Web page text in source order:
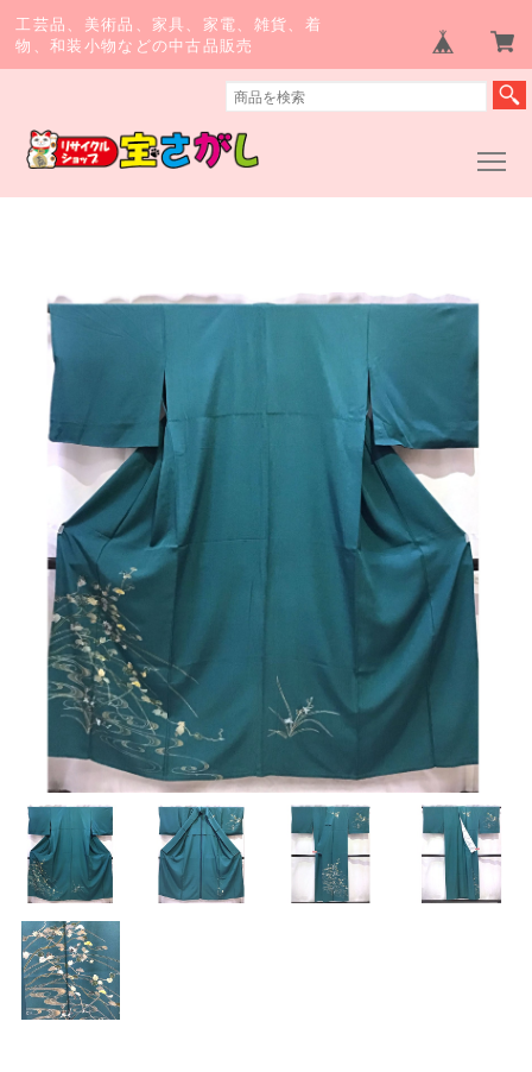
工芸品、美術品、家具、家電、雑貨、着
物、和装小物などの中古品販売